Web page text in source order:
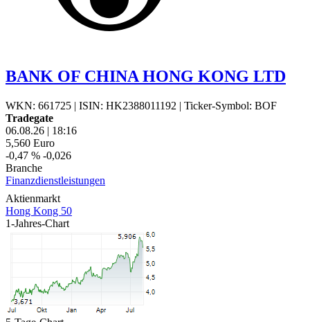
BANK OF CHINA HONG KONG LTD
WKN: 661725 | ISIN: HK2388011192 | Ticker-Symbol: BOF
Tradegate
06.08.26 | 18:16
5,560 Euro
-0,47 % -0,026
Branche
Finanzdienstleistungen
Aktienmarkt
Hong Kong 50
1-Jahres-Chart